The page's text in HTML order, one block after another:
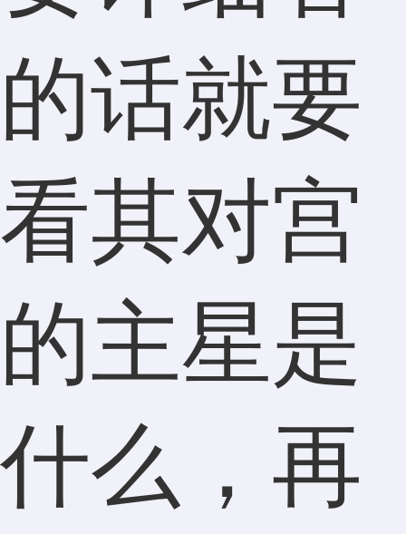
的话就要
看其对宫
的主星是
什么，再